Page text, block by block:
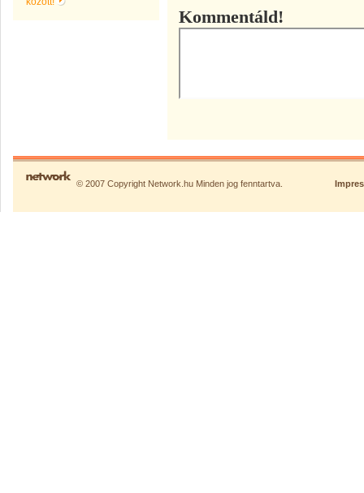
Kommentáld!
© 2007 Copyright Network.hu Minden jog fenntartva.